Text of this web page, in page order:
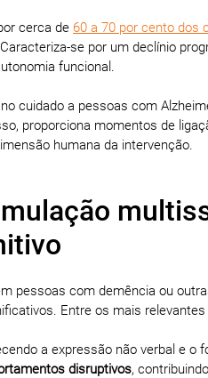
cerca de 60 a 70 por cento dos
se por um declínio
funcional.
cuidado a pessoas com
proporciona momentos de
humana da intervenção.
pessoas com demência ou
Entre os mais
a expressão não verbal e o
disruptivos,